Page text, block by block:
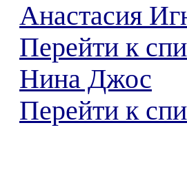
Анастасия
Перейти к
Нина Джос
Перейти к